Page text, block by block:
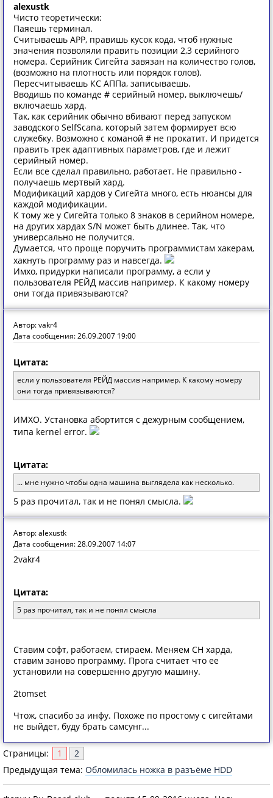
alexustk
Чисто теоретически:
Паяешь терминал.
Считываешь APP, правишь кусок кода, чтоб нужные
значения позволяли править позиции 2,3 серийного
номера. Серийник Сигейта завязан на количество голов,
(возможно на плотность или порядок голов).
Пересчитываешь КС АППа, записываешь.
Вводишь по команде # серийный номер, выключешь/
включаешь хард.
Так, как серийник обычно вбивают перед запуском
заводского SelfScana, который затем формирует всю
служебку. Возможно с команой # не прокатит. И придется
править трек адаптивных параметров, где и лежит
серийный номер.
Если все сделал правильно, работает. Не правильно -
получаешь мертвый хард.
Модификаций хардов у Сигейта много, есть нюансы для
каждой модификации.
К тому же у Сигейта только 8 знаков в серийном номере,
на других хардах S/N может быть длинее. Так, что
универсально не получится.
Думается, что проще поручить программистам хакерам,
хакнуть программу раз и навсегда.
Имхо, придурки написали программу, а если у
пользователя РЕЙД массив например. К какому номеру
они тогда привязываются?
Автор: vakr4
Дата сообщения: 26.09.2007 19:00
Цитата:
если у пользователя РЕЙД массив например. К какому номеру
они тогда привязываются?
ИМХО. Установка абортится с дежурным сообщением,
типа kernel error.
Цитата:
... мне нужно чтобы одна машина выглядела как несколько.
5 раз прочитал, так и не понял смысла.
Автор: alexustk
Дата сообщения: 28.09.2007 14:07
2vakr4
Цитата:
5 раз прочитал, так и не понял смысла
Ставим софт, работаем, стираем. Меняем СН харда,
ставим заново программу. Прога считает что ее
установили на совершенно другую машину.
2tomset
Чтож, спасибо за инфу. Похоже по простому с сигейтами
не выйдет, буду брать самсунг...
Страницы: 1
2
Предыдущая тема: Обломилась ножка в разъёме HDD